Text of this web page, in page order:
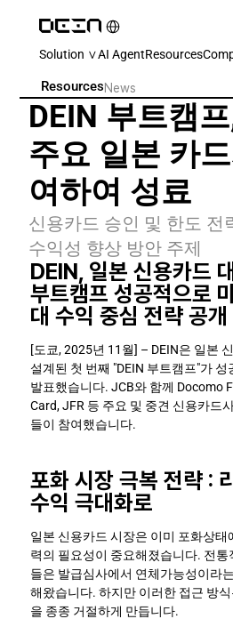
Select Language
Solution ∨AI AgentResources
ResourcesNews
DEIN 부트캠
주요 일본 카
여하여 성료
신용카드 승인 및 한도 전
수익성 향상 방안 주제
DEIN, 일본 신용카드
부트캠프 성공적으로
대 수익 중심 전략 공개
[도쿄, 2025년 11월] – DEIN은 일본
설계된 첫 번째 "DEIN 부트캠프"가
발표했습니다. JCB와 함께 Docomo
Card, JFR 등 주요 및 중견 신용카드
들이 참여했습니다.
포화 시장 극복 전략 :
수익 극대화로
일본 신용카드 시장은 이미 포화상태
력의 필요성이 중요해졌습니다. 전
들은 발급심사에서 연체가능성이라
해왔습니다. 하지만 이러한 접근 방
을 종종 거절하게 만듭니다.